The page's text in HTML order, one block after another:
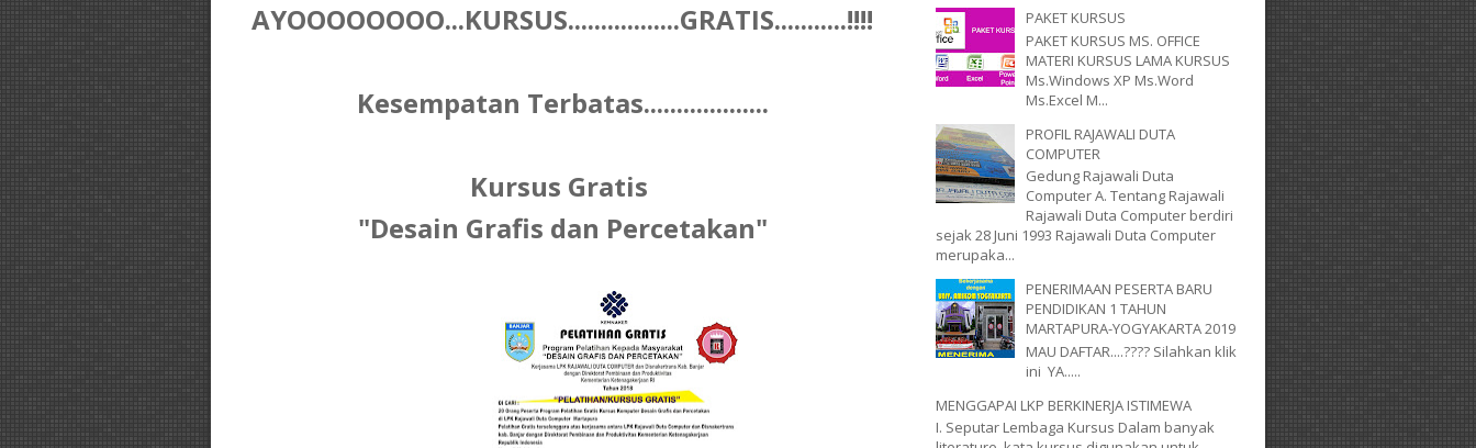
AYOOOOOOOO...KURSUS.................GRATIS...........!!!!
Kesempatan Terbatas...................
Kursus Gratis
"Desain Grafis dan Percetakan"
PAKET KURSUS
PAKET KURSUS MS. OFFICE
MATERI KURSUS LAMA KURSUS
Ms.Windows XP Ms.Word
Ms.Excel M...
PROFIL RAJAWALI DUTA
COMPUTER
Gedung Rajawali Duta
Computer A. Tentang Rajawali
Rajawali Duta Computer berdiri
sejak 28 Juni 1993 Rajawali Duta Computer
merupaka...
PENERIMAAN PESERTA BARU
PENDIDIKAN 1 TAHUN
MARTAPURA-YOGYAKARTA 2019
MAU DAFTAR....???? Silahkan klik
ini YA.....
MENGGAPAI LKP BERKINERJA ISTIMEWA
I. Seputar Lembaga Kursus Dalam banyak